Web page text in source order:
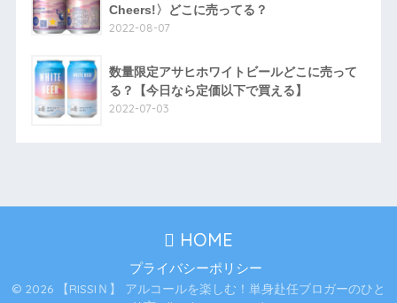
Cheers!〉どこに売ってる？
2022-08-07
数量限定アサヒホワイトビールどこに売って
る？【今日なら定価以下で買える】
2022-07-03
HOME
プライバシーポリシー
© 2026 【RISSIＮ】 アルコールを楽しむ！単身赴任ブロガーのひと